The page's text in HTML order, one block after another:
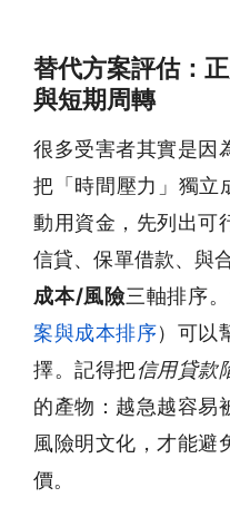
替代方案評估：
與短期周轉
很多受害者其實是因
把「時間壓力」獨立
動用資金，先列出可
信貸、保單借款、與
成本/風險三軸排序
案與成本排序）可以
擇。記得把信用貸款
的產物：越急越容易
風險明文化，才能避
價。